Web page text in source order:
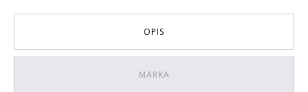
rozruch
elektryczny
OPIS
MARKA